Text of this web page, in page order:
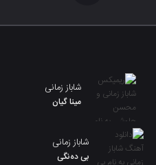
شاباز زمانی
مینا گیان
شاباز زمانی
بی دەنگی